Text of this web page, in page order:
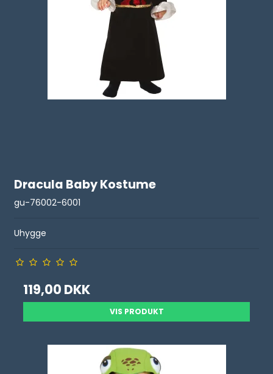
Dracula Baby Kostume
gu-76002-6001
Uhygge
119,00 DKK
VIS PRODUKT